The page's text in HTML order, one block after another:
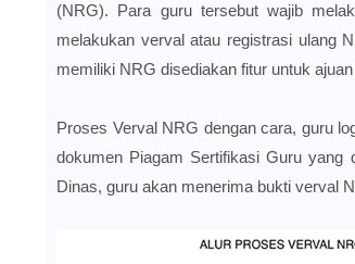
(NRG). Para guru tersebut wajib
melakukan verval atau registrasi ulang
memiliki NRG disediakan fitur untuk
Proses Verval NRG dengan cara, guru
dokumen Piagam Sertifikasi Guru yang
Dinas, guru akan menerima bukti verval